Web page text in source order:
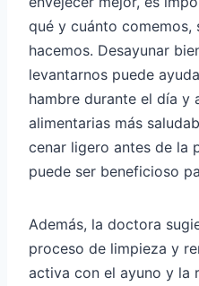
qué y cuánto comemos,
hacemos. Desayunar
levantarnos puede
hambre durante el día y
alimentarias más
cenar ligero antes de la
puede ser beneficioso
Además, la doctora
proceso de limpieza y
activa con el ayuno y la